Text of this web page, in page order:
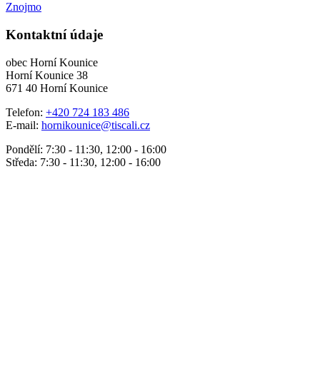
Znojmo
Kontaktní údaje
obec Horní Kounice
Horní Kounice 38
671 40 Horní Kounice
Telefon: +420 724 183 486
E-mail: hornikounice@tiscali.cz
Pondělí: 7:30 - 11:30, 12:00 - 16:00
Středa: 7:30 - 11:30, 12:00 - 16:00